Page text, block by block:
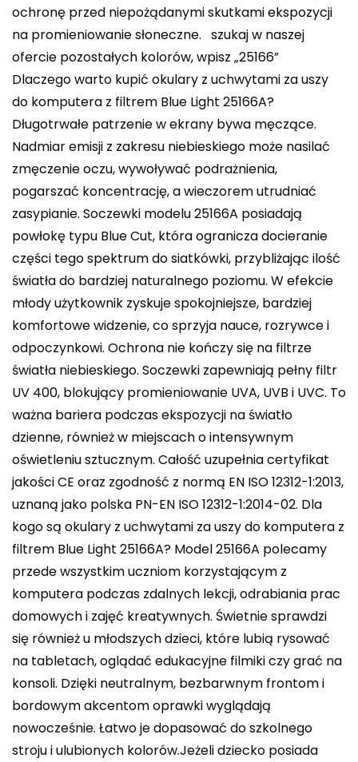
ochronę przed niepożądanymi skutkami ekspozycji
na promieniowanie słoneczne. ️szukaj w naszej
ofercie pozostałych kolorów, wpisz „25166”
Dlaczego warto kupić okulary z uchwytami za uszy
do komputera z filtrem Blue Light 25166A?
Długotrwałe patrzenie w ekrany bywa męczące.
Nadmiar emisji z zakresu niebieskiego może nasilać
zmęczenie oczu, wywoływać podrażnienia,
pogarszać koncentrację, a wieczorem utrudniać
zasypianie. Soczewki modelu 25166A posiadają
powłokę typu Blue Cut, która ogranicza docieranie
części tego spektrum do siatkówki, przybliżając ilość
światła do bardziej naturalnego poziomu. W efekcie
młody użytkownik zyskuje spokojniejsze, bardziej
komfortowe widzenie, co sprzyja nauce, rozrywce i
odpoczynkowi. Ochrona nie kończy się na filtrze
światła niebieskiego. Soczewki zapewniają pełny filtr
UV 400, blokujący promieniowanie UVA, UVB i UVC. To
ważna bariera podczas ekspozycji na światło
dzienne, również w miejscach o intensywnym
oświetleniu sztucznym. Całość uzupełnia certyfikat
jakości CE oraz zgodność z normą EN ISO 12312-1:2013,
uznaną jako polska PN-EN ISO 12312-1:2014-02. Dla
kogo są okulary z uchwytami za uszy do komputera z
filtrem Blue Light 25166A? Model 25166A polecamy
przede wszystkim uczniom korzystającym z
komputera podczas zdalnych lekcji, odrabiania prac
domowych i zajęć kreatywnych. Świetnie sprawdzi
się również u młodszych dzieci, które lubią rysować
na tabletach, oglądać edukacyjne filmiki czy grać na
konsoli. Dzięki neutralnym, bezbarwnym frontom i
bordowym akcentom oprawki wyglądają
nowocześnie. Łatwo je dopasować do szkolnego
stroju i ulubionych kolorów.Jeżeli dziecko posiada